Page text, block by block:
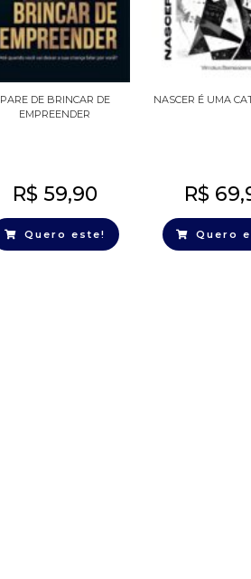
PARE DE BRINCAR DE
EMPREENDER
R$59,90
Quero este!
NASCER É UMA
R$
Quero